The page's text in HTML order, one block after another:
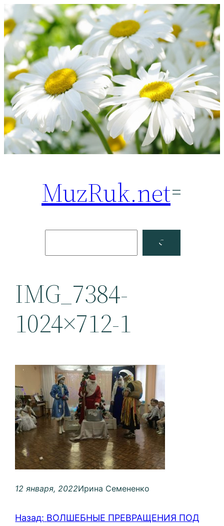
Перейти
к
содержимому
MuzRuk.net
Facebook
IMG_7384-
1024×712-1
12 января, 2022Ирина Семененко
Назад: ВОЛШЕБНЫЕ ПРЕВРАЩЕНИЯ ПОД